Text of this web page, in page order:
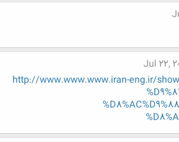
Jul 22,
http://www.www.www.iran-eng.ir/